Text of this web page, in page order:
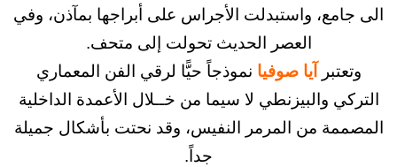
واستبدلت الأجراس على أبراجها بمآذن، وفي
العصر الحديث تحولت إلى متحف.
آيا صوفيا
نموذجاً حيًّا لرقي الفن المعماري
والبيزنطي لا سيما من خــلال الأعمدة الداخلية
من المرمر النفيس، وقد نحتت بأشكال جميلة